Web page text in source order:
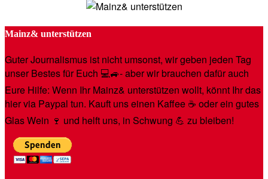
Mainz& unterstützen
Guter Journalismus ist nicht umsonst, wir geben jeden Tag
unser Bestes für Euch 💻🚙- aber wir brauchen dafür auch
Eure Hilfe: Wenn Ihr Mainz& unterstützen wollt, könnt Ihr das
hier via Paypal tun. Kauft uns einen Kaffee ☕️ oder ein gutes
Glas Wein 🍷 und helft uns, in Schwung 💪 zu bleiben!